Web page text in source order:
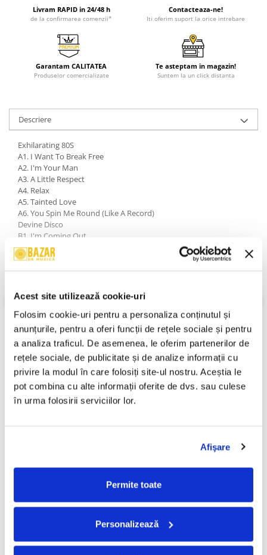
Acest site utilizează cookie-uri
Folosim cookie-uri pentru a personaliza conținutul și
anunțurile, pentru a oferi funcții de rețele sociale și pentru
a analiza traficul. De asemenea, le oferim partenerilor de
rețele sociale, de publicitate și de analize informații cu
privire la modul în care folosiți site-ul nostru. Aceștia le
pot combina cu alte informații oferite de dvs. sau culese
în urma folosirii serviciilor lor.
Afişare
Permite toate
Personalizează
Livram RAPID in 24/48 h
de la confirmarea comenzii*
Contacteaza-ne!
Iti oferim suport la orice intrebare
Garantam CALITATEA
Produselor comercializate
Te asteptam in magazin!
Suntem la un click distanta
Descriere
Exhilarating 80S
A1. I Want To Break Free
A2. I'm Your Man
A3. A Little Respect
A4. Relax
A5. Tainted Love
A6. You Spin Me Round (Like A Record)
Devine Disco
B1. I'm Coming Out
B2. You Make Me Feel (Mighty Real)
B3. I Will Survive
B6. Who Do You Think You Are
C1. Cold Heart (Pnau Remix)
C2. Diamonds
C3. Do You Really Want To Hurt Me
C4. What's Up?
C5. Son Of A Preacher Man
C6. Gypsys, Tramps & Thieves
Club Classics
D1. Born This Way
D2. Comfortably Numb
Stare Coperta:Mint (M)
Stare Disc:Mint (M)
Informatii conformitate produs
Review-uri(0)
Leii Grei 2 (Casetă Audio)
ADAUGA IN COS
Vița De Vie – În Corzi (Live
ADAUGA IN COS